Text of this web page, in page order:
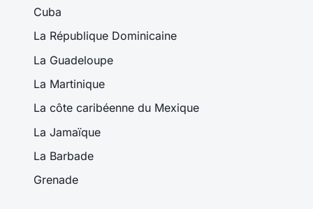
Cuba
La République Dominicaine
La Guadeloupe
La Martinique
La côte caribéenne du Mexique
La Jamaïque
La Barbade
Grenade